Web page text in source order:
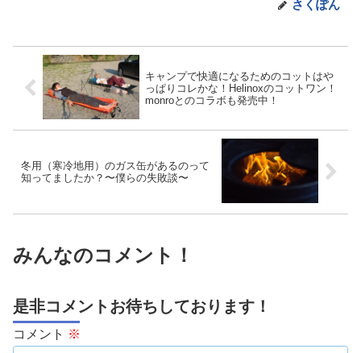
さくぽん
キャンプで快適になるためのコットはや
っぱりコレかな！Helinoxのコットワン！
monroとのコラボも発売中！
冬用（寒冷地用）のガス缶があるのって
知ってましたか？〜僕らの失敗談〜
みんなのコメント！
是非コメントお待ちしております！
コメント ※